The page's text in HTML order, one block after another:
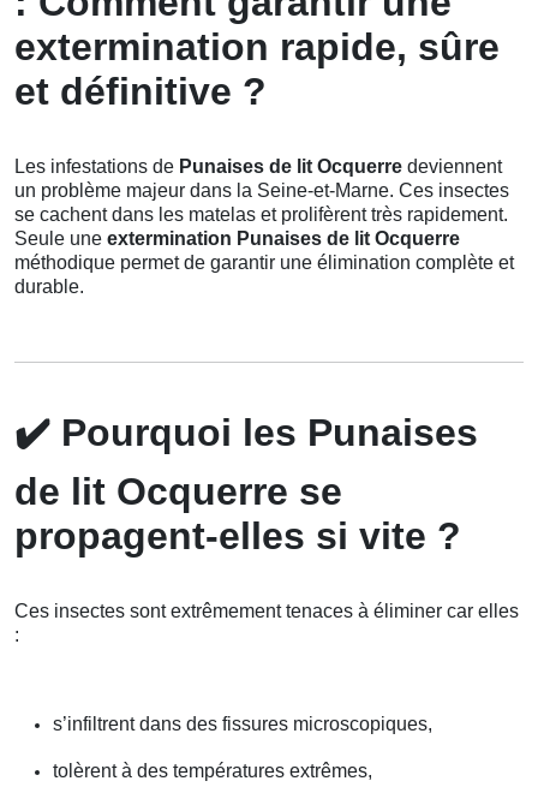
extermination rapide, sûre
et définitive ?
Les infestations de Punaises de lit Ocquerre deviennent
un problème majeur dans la Seine-et-Marne. Ces insectes
se cachent dans les matelas et prolifèrent très rapidement.
Seule une extermination Punaises de lit Ocquerre
méthodique permet de garantir une élimination complète et
durable.
✔️ Pourquoi les Punaises
de lit Ocquerre se
propagent-elles si vite ?
Ces insectes sont extrêmement tenaces à éliminer car elles
:
s’infiltrent dans des fissures microscopiques,
tolèrent à des températures extrêmes,